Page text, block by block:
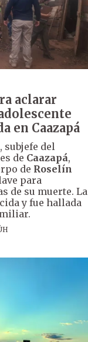
aclarar
en Caazapá
subjefe del
de Caazapá,
de Roselín
para
de su muerte. La
y fue hallada